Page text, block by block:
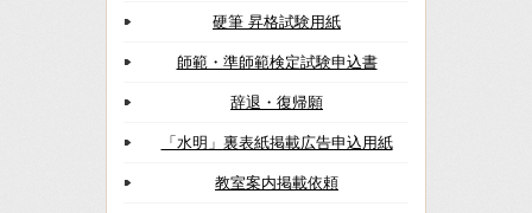
硬筆 昇格試験用紙
師範・準師範検定試験申込書
辞退・復帰願
「水明」裏表紙掲載広告申込用紙
教室案内掲載依頼